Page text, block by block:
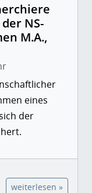
NS-
M.A.,
eines
der
weiterlesen »